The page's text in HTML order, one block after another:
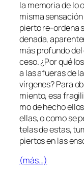
la me­mo­ria de lo
mis­ma
pier­to re-ordena
de­na­da,
más pro­fun­do
ce­so. ¿Por qué
a las afue­ras de
vír­ge­nes? Para
mien­to, esa
mo de he­cho
ellas, o co­mo se
te­las de es­tas,
pier­tos en las
(más…)